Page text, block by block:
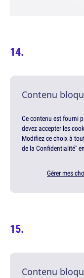
Contenu
Ce contenu est fourni
devez accepter les
Modifiez ce choix à
de la Confidentialité"
Gérer mes
Contenu